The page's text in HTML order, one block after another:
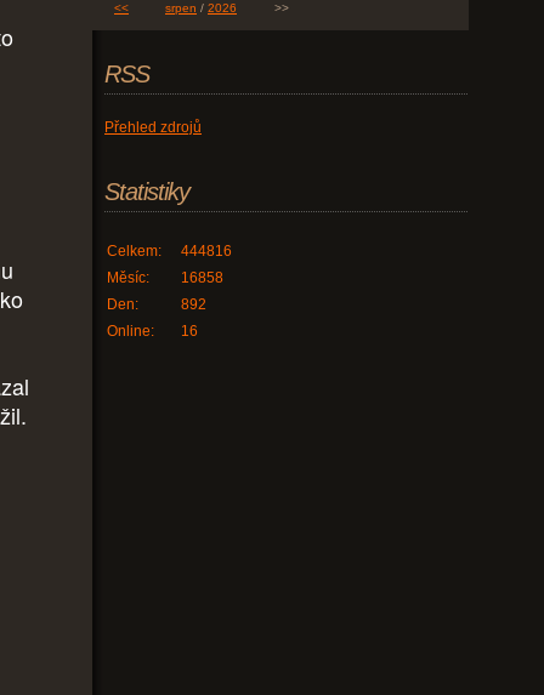
<< srpen / 2026 >>
RSS
Přehled zdrojů
Statistiky
Online: 16
Celkem:
444816
Měsíc:
16858
Den:
892